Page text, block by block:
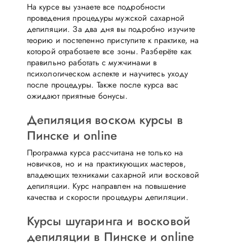
На курсе вы узнаете все подробности
проведения процедуры мужской сахарной
депиляции. За два дня вы подробно изучите
теорию и постепенно приступите к практике, на
которой отработаете все зоны. Разберёте как
правильно работать с мужчинами в
психологическом аспекте и научитесь уходу
после процедуры. Также после курса вас
ожидают приятные бонусы.
Депиляция воском курсы в
Пинске и online
Программа курса рассчитана не только на
новичков, но и на практикующих мастеров,
владеющих техниками сахарной или восковой
депиляции. Курс направлен на повышение
качества и скорости процедуры депиляции.
Курсы шугаринга и восковой
депиляции в Пинске и online